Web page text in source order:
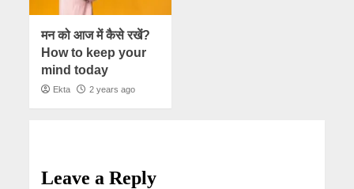
मन को आज में कैसे रखें?
How to keep your
mind today
Ekta 2 years ago
Leave a Reply